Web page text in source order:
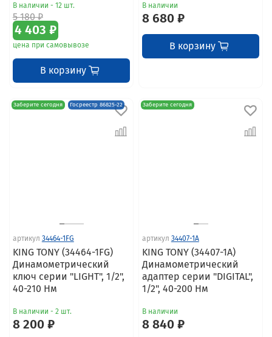
В наличии - 12 шт.
5 180 ₽
4 403 ₽
цена при самовывозе
В корзину
В наличии
8 680 ₽
В корзину
Заберите сегодня Госреестр 86825-22
артикул 34464-1FG
KING TONY (34464-1FG)
Динамометрический
ключ серии "LIGHT", 1/2",
40-210 Нм
В наличии - 2 шт.
8 200 ₽
Заберите сегодня
артикул 34407-1A
KING TONY (34407-1A)
Динамометрический
адаптер серии "DIGITAL",
1/2", 40-200 Нм
В наличии
8 840 ₽